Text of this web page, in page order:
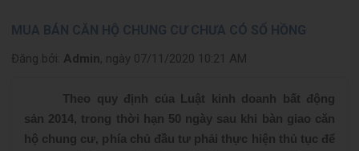
MUA BÁN CĂN HỘ CHUNG CƯ CHƯA CÓ SỔ HỒNG
Đăng bởi: Admin, ngày 07/11/2020 10:21 AM
Theo quy định của Luật kinh doanh bất động
sản 2014, trong thời hạn 50 ngày sau khi bàn giao căn
hộ chung cư, phía chủ đầu tư phải thực hiện thủ tục để